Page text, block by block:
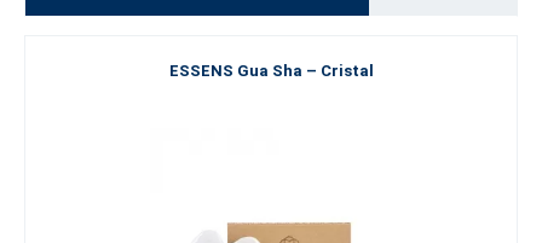
ESSENS Gua Sha – Cristal